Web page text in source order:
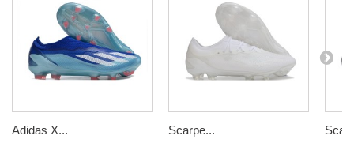
Adidas X... Scarpe...